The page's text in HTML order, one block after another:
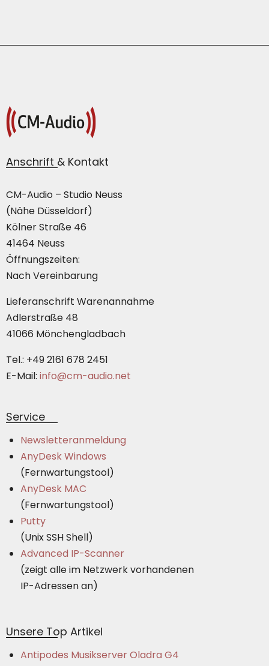
Anschrift & Kontakt
CM-Audio – Studio Neuss
(Nähe Düsseldorf)
Kölner Straße 46
41464 Neuss
Öffnungszeiten:
Nach Vereinbarung
Lieferanschrift Warenannahme
Adlerstraße 48
41066 Mönchengladbach
Tel.: +49 2161 678 2451
E-Mail: info@cm-audio.net
Service
Newsletteranmeldung
AnyDesk Windows
(Fernwartungstool)
AnyDesk MAC
(Fernwartungstool)
Putty
(Unix SSH Shell)
Advanced IP-Scanner
(zeigt alle im Netzwerk vorhandenen
IP-Adressen an)
Unsere Top Artikel
Antipodes Musikserver Oladra G4